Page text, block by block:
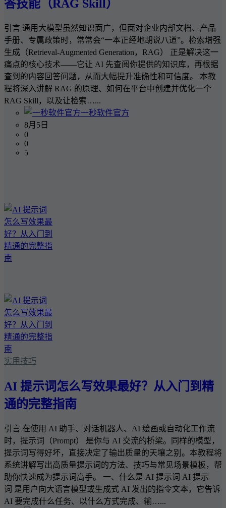
答技能（RAG Skill）
引言 通用大模型虽然知识面广，但面对企业内部文档、产品
手册、专属政策时，常常会“一本正经地胡说八道”。检索增强
生成（Retrieval-Augmented Generation，RAG） 正是解决这一
痛点的核心技术——它让 AI 先查阅你提供的知识库，再根据
查到的内容回答问题，从而大幅提升准确性和可信度。 本教
程将深入讲解 RAG 的原理、如何在平台中创建并优化一个
RAG Skill，以及让检索…...
一秒软件官方
8月5日
0
0
5
实用技巧
AI 提示词怎么写效果最好？从入门到精
通的完整指南
引言 在使用 AI 助手、对话机器人、AI 绘画或自动化工作流
时，提示词（Prompt） 是你与 AI 交流的桥梁。同样的模型，
提示词写得好坏，直接决定了输出质量的天壤之别。本教程将
系统讲解写出高质量提示词的方法、技巧与常见场景模板，帮
助你快速成为提示词高手。 一、什么是 AI 提示词 AI 提示
词 是用户向大语言模型或生成式 AI 发出的指令文本，它告诉
AI 要完成什么任务、以什么方式完成、输…...